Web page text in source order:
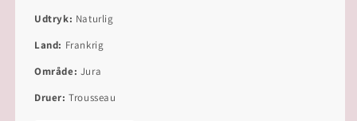
Udtryk: Naturlig
Land: Frankrig
Område: Jura
Druer: Trousseau